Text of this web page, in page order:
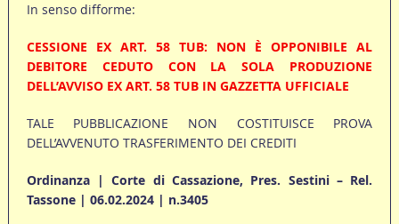
In senso difforme:
CESSIONE EX ART. 58 TUB: NON È OPPONIBILE AL
DEBITORE CEDUTO CON LA SOLA PRODUZIONE
DELL’AVVISO EX ART. 58 TUB IN GAZZETTA UFFICIALE
TALE PUBBLICAZIONE NON COSTITUISCE PROVA
DELL’AVVENUTO TRASFERIMENTO DEI CREDITI
Ordinanza | Corte di Cassazione, Pres. Sestini – Rel.
Tassone | 06.02.2024 | n.3405